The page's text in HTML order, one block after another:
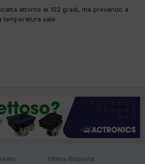
attorno ai 102 gradi, ma provando a
temperatura sale.
Ultima Risposta